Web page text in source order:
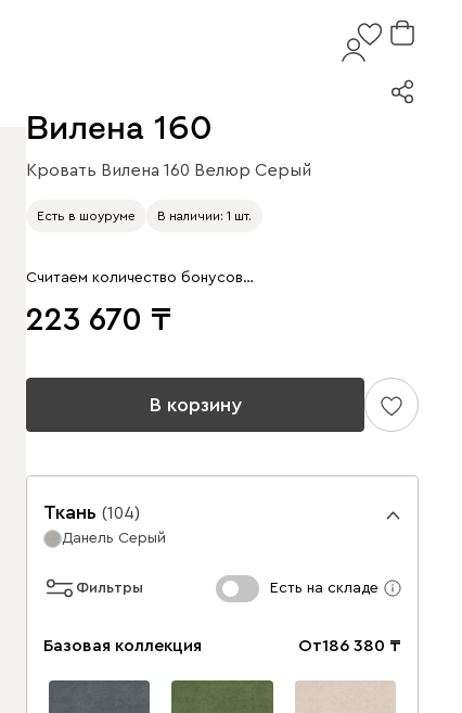
Вилена 160
Кровать Вилена 160 Велюр Серый
Есть в шоуруме В наличии: 1 шт.
Считаем количество бонусов…
223 670
В корзину
Ткань (104)
Данель Серый
Фильтры Есть на складе
Базовая коллекция От186 380